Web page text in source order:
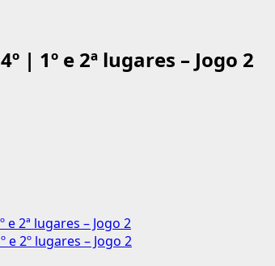
| 1º e 2ª lugares – Jogo 2
e 2ª lugares – Jogo 2
e 2º lugares – Jogo 2